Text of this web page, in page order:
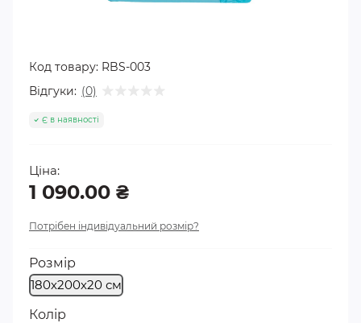
Код товару: RBS-003
Відгуки: (0)
Є в наявності
Ціна:
1 090.00 ₴
Потрібен індивідуальний розмір?
Розмір
180х200х20 см
Колір